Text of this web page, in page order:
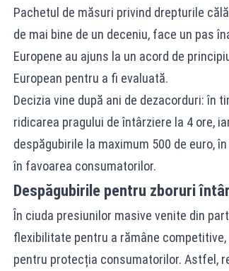
Pachetul de măsuri privind drepturile
de mai bine de un deceniu, face un pas
Europene au ajuns la un acord de
European pentru a fi evaluată.
Decizia vine după ani de dezacorduri: în
ridicarea pragului de întârziere la 4 ore,
despăgubirile la maximum 500 de euro,
în favoarea consumatorilor.
Despăgubirile pentru zboruri
În ciuda presiunilor masive venite din
flexibilitate pentru a rămâne
pentru protecția consumatorilor. Astfel,